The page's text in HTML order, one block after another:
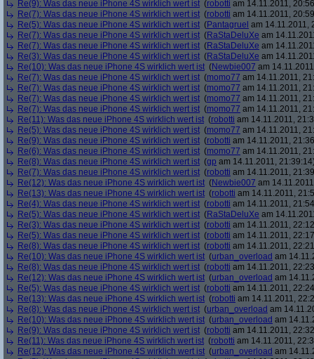
Re(9): Was das neue iPhone 4S wirklich wert ist (robotti am 14.11.2011,
Re(7): Was das neue iPhone 4S wirklich wert ist (robotti am 14.11.2011,
Re(5): Was das neue iPhone 4S wirklich wert ist (Pantagruel am 14.11.2011,
Re(7): Was das neue iPhone 4S wirklich wert ist (RaStaDeluXe am
Re(7): Was das neue iPhone 4S wirklich wert ist (RaStaDeluXe am
Re(3): Was das neue iPhone 4S wirklich wert ist (RaStaDeluXe am
Re(10): Was das neue iPhone 4S wirklich wert ist (Newbie007 am
Re(7): Was das neue iPhone 4S wirklich wert ist (momo77 am 14.11.2011,
Re(7): Was das neue iPhone 4S wirklich wert ist (momo77 am 14.11.2011,
Re(7): Was das neue iPhone 4S wirklich wert ist (momo77 am 14.11.2011,
Re(7): Was das neue iPhone 4S wirklich wert ist (momo77 am 14.11.2011,
Re(11): Was das neue iPhone 4S wirklich wert ist (robotti am 14.11.2011,
Re(5): Was das neue iPhone 4S wirklich wert ist (momo77 am 14.11.2011,
Re(9): Was das neue iPhone 4S wirklich wert ist (robotti am 14.11.2011,
Re(6): Was das neue iPhone 4S wirklich wert ist (momo77 am 14.11.2011,
Re(8): Was das neue iPhone 4S wirklich wert ist (gp am 14.11.2011,
Re(7): Was das neue iPhone 4S wirklich wert ist (robotti am 14.11.2011,
Re(12): Was das neue iPhone 4S wirklich wert ist (Newbie007 am
Re(13): Was das neue iPhone 4S wirklich wert ist (robotti am 14.11.2011,
Re(4): Was das neue iPhone 4S wirklich wert ist (robotti am 14.11.2011,
Re(5): Was das neue iPhone 4S wirklich wert ist (RaStaDeluXe am
Re(3): Was das neue iPhone 4S wirklich wert ist (robotti am 14.11.2011,
Re(5): Was das neue iPhone 4S wirklich wert ist (robotti am 14.11.2011,
Re(8): Was das neue iPhone 4S wirklich wert ist (robotti am 14.11.2011,
Re(10): Was das neue iPhone 4S wirklich wert ist (urban_overload am
Re(8): Was das neue iPhone 4S wirklich wert ist (robotti am 14.11.2011,
Re(12): Was das neue iPhone 4S wirklich wert ist (urban_overload am
Re(5): Was das neue iPhone 4S wirklich wert ist (robotti am 14.11.2011,
Re(13): Was das neue iPhone 4S wirklich wert ist (robotti am 14.11.2011,
Re(8): Was das neue iPhone 4S wirklich wert ist (urban_overload am
Re(10): Was das neue iPhone 4S wirklich wert ist (urban_overload am
Re(9): Was das neue iPhone 4S wirklich wert ist (robotti am 14.11.2011,
Re(11): Was das neue iPhone 4S wirklich wert ist (robotti am 14.11.2011,
Re(12): Was das neue iPhone 4S wirklich wert ist (urban_overload am